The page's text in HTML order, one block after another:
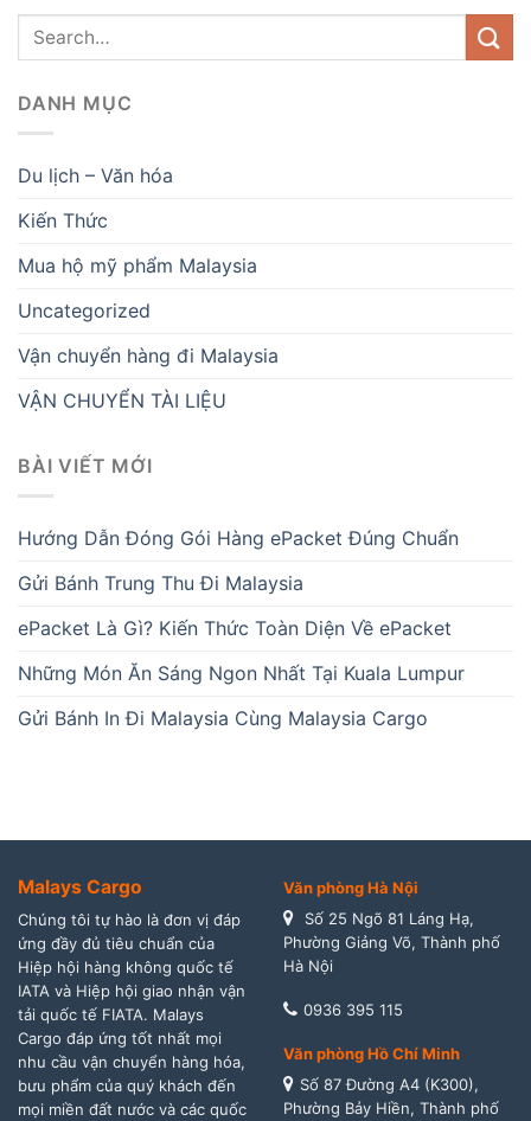
DANH MỤC
Du lịch – Văn hóa
Kiến Thức
Mua hộ mỹ phẩm Malaysia
Uncategorized
Vận chuyển hàng đi Malaysia
VẬN CHUYỂN TÀI LIỆU
BÀI VIẾT MỚI
Hướng Dẫn Đóng Gói Hàng ePacket Đúng Chuẩn
Gửi Bánh Trung Thu Đi Malaysia
ePacket Là Gì? Kiến Thức Toàn Diện Về ePacket
Những Món Ăn Sáng Ngon Nhất Tại Kuala Lumpur
Gửi Bánh In Đi Malaysia Cùng Malaysia Cargo
Malays Cargo
Chúng tôi tự hào là đơn vị đáp
ứng đầy đủ tiêu chuẩn của
Hiệp hội hàng không quốc tế
IATA và Hiệp hội giao nhận vận
tải quốc tế FIATA. Malays
Cargo đáp ứng tốt nhất mọi
nhu cầu vận chuyển hàng hóa,
bưu phẩm của quý khách đến
mọi miền đất nước và các quốc
Văn phòng Hà Nội
Số 25 Ngõ 81 Láng Hạ,
Phường Giảng Võ, Thành phố
Hà Nội
0936 395 115
Văn phòng Hồ Chí Minh
Số 87 Đường A4 (K300),
Phường Bảy Hiền, Thành phố